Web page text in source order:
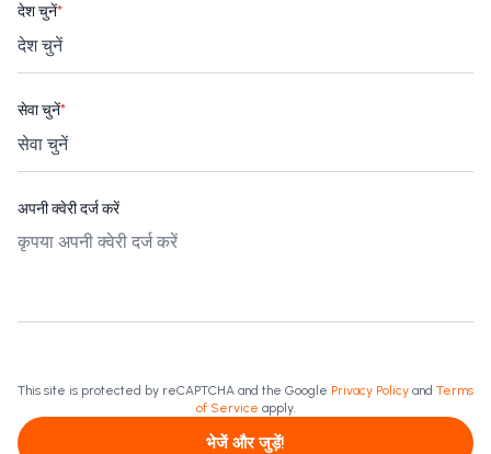
देश चुनें*
सेवा चुनें*
अपनी क्वेरी दर्ज करें
This site is protected by reCAPTCHA and the Google Privacy Policy and Terms
of Service apply.
भेजें और जुड़ें!